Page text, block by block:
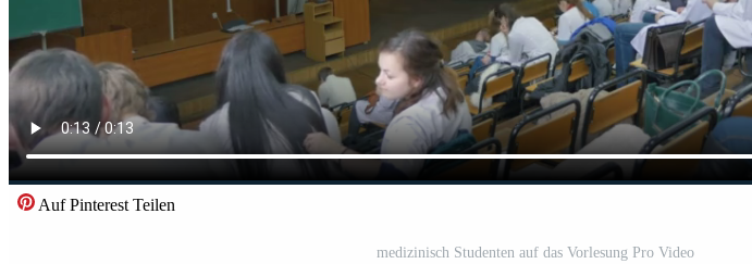
Auf Pinterest Teilen
medizinisch Studenten auf das Vorlesung Pro Video